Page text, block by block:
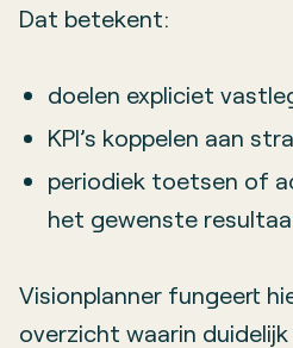
Dat betekent:
doelen expliciet
KPI’s koppelen aan
periodiek toetsen of
het gewenste
Visionplanner fungeert
overzicht waarin